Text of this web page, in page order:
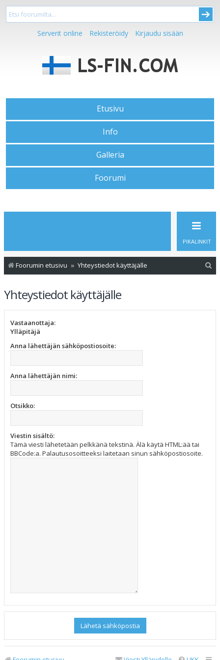
Serverit online Rekisteröidy Kirjaudu sisään
Etusivu
Info
Galleria
Foorumi
PIKALINKIT
Foorumin etusivu Yhteystiedot käyttäjälle
Yhteystiedot käyttäjälle
Vastaanottaja:
Ylläpitäjä
Anna lähettäjän sähköpostiosoite:
Anna lähettäjän nimi:
Otsikko:
Viestin sisältö:
Tämä viesti lähetetään pelkkänä tekstinä. Älä käytä HTML:ää tai
BBCode:a. Palautusosoitteeksi laitetaan sinun sähköpostiosoite.